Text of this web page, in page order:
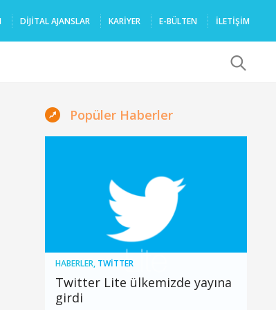
DIJITAL AJANSLAR KARIYER E-BÜLTEN İLETİŞİM
Popüler Haberler
HABERLER, TWITTER
Twitter Lite ülkemizde yayına
girdi